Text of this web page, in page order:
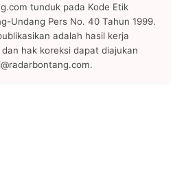
tunduk pada Kode Etik
Undang Pers No. 40 Tahun 1999.
adalah hasil kerja
hak koreksi dapat diajukan